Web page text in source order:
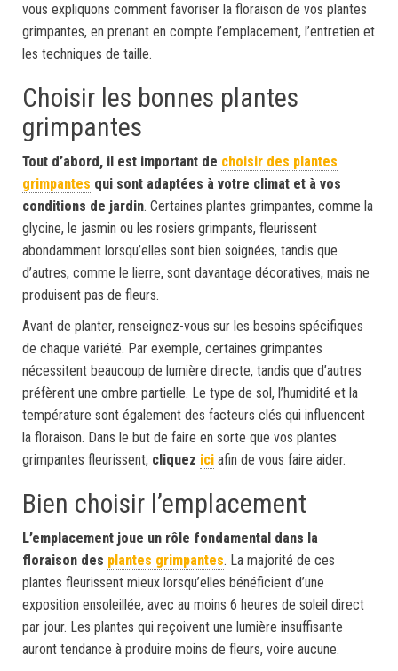
vous expliquons comment favoriser la floraison de vos plantes
grimpantes, en prenant en compte l’emplacement, l’entretien et
les techniques de taille.
Choisir les bonnes plantes
grimpantes
Tout d’abord, il est important de choisir des plantes
grimpantes qui sont adaptées à votre climat et à vos
conditions de jardin. Certaines plantes grimpantes, comme la
glycine, le jasmin ou les rosiers grimpants, fleurissent
abondamment lorsqu’elles sont bien soignées, tandis que
d’autres, comme le lierre, sont davantage décoratives, mais ne
produisent pas de fleurs.
Avant de planter, renseignez-vous sur les besoins spécifiques
de chaque variété. Par exemple, certaines grimpantes
nécessitent beaucoup de lumière directe, tandis que d’autres
préfèrent une ombre partielle. Le type de sol, l’humidité et la
température sont également des facteurs clés qui influencent
la floraison. Dans le but de faire en sorte que vos plantes
grimpantes fleurissent, cliquez ici afin de vous faire aider.
Bien choisir l’emplacement
L’emplacement joue un rôle fondamental dans la
floraison des plantes grimpantes. La majorité de ces
plantes fleurissent mieux lorsqu’elles bénéficient d’une
exposition ensoleillée, avec au moins 6 heures de soleil direct
par jour. Les plantes qui reçoivent une lumière insuffisante
auront tendance à produire moins de fleurs, voire aucune.